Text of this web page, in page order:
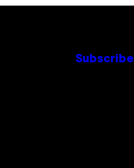
Subscribe